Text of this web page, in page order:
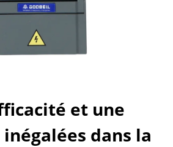
et une
dans la